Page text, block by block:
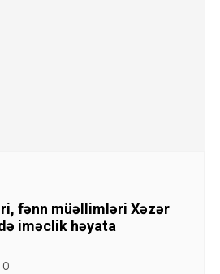
fənn müəllimləri Xəzər
iməclik həyata
0